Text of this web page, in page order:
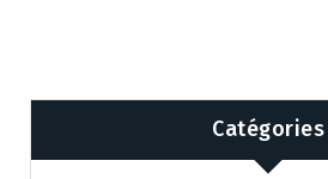
Catégories